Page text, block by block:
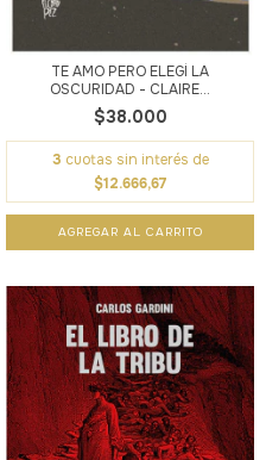
TE AMO PERO ELEGÍ LA
OSCURIDAD - CLAIRE...
$38.000
3 cuotas sin interés de
$12.666,67